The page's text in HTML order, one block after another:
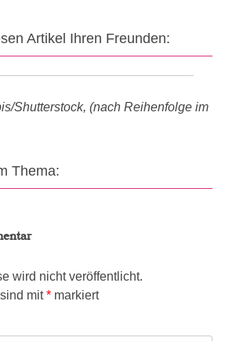
Artikel Ihren Freunden:
Shutterstock, (nach Reihenfolge im
Thema:
wird nicht veröffentlicht.
mit* markiert